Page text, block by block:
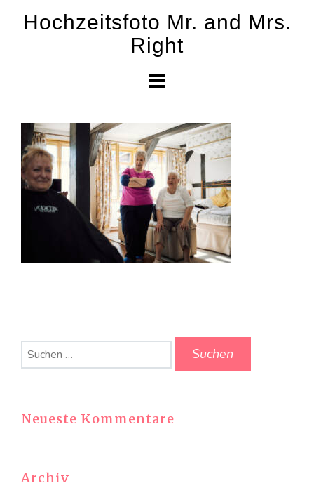
Hochzeitsfoto Mr. and Mrs.
Right
Suchen
nach:
Neueste Kommentare
Archiv